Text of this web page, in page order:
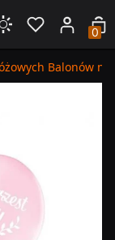
0
Balonów